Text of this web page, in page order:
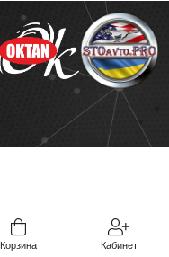
Корзина Кабинет